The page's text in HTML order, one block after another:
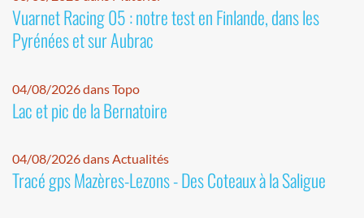
Vuarnet Racing 05 : notre test en Finlande, dans les
Pyrénées et sur Aubrac
04/08/2026 dans Topo
Lac et pic de la Bernatoire
04/08/2026 dans Actualités
Tracé gps Mazères-Lezons - Des Coteaux à la Saligue